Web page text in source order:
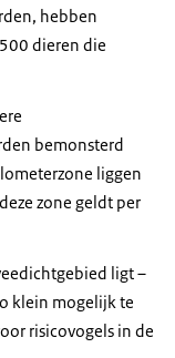
hebben
dieren die
bemonsterd
liggen
zone geldt per
ligt –
klein mogelijk te
risicovogels in de